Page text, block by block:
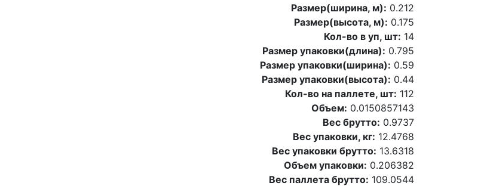
Размер(ширина, м): 0.212
Размер(высота, м): 0.175
Кол-во в уп, шт: 14
Размер упаковки(длина): 0.795
Размер упаковки(ширина): 0.59
Размер упаковки(высота): 0.44
Кол-во на паллете, шт: 112
Объем: 0.0150857143
Вес брутто: 0.9737
Вес упаковки, кг: 12.4768
Вес упаковки брутто: 13.6318
Объем упаковки: 0.206382
Вес паллета брутто: 109.0544